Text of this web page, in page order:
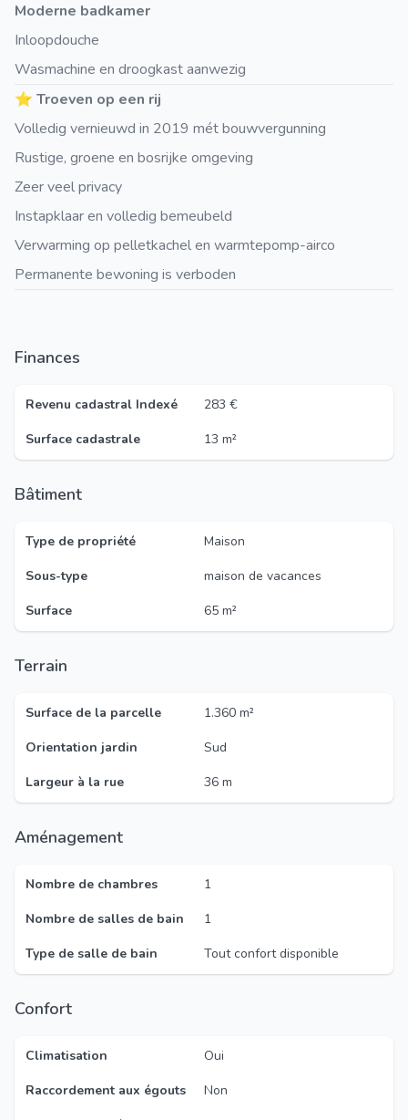
Moderne badkamer
Inloopdouche
Wasmachine en droogkast aanwezig
Troeven op een rij
Volledig vernieuwd in 2019 mét bouwvergunning
Rustige, groene en bosrijke omgeving
Zeer veel privacy
Instapklaar en volledig bemeubeld
Verwarming op pelletkachel en warmtepomp-airco
Permanente bewoning is verboden
Finances
Revenu cadastral Indexé
283 €
Surface cadastrale
13 m²
Bâtiment
Type de propriété
Maison
Sous-type
maison de vacances
Surface
65 m²
Terrain
Surface de la parcelle
1.360 m²
Orientation jardin
Sud
Largeur à la rue
36 m
Aménagement
Nombre de chambres
1
Nombre de salles de bain
1
Type de salle de bain
Tout confort disponible
Confort
Climatisation
Oui
Raccordement aux égouts
Non